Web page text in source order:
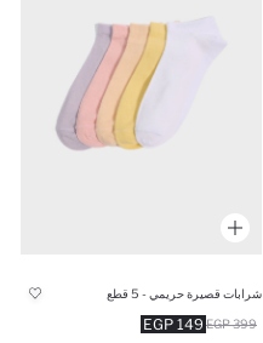
شرابات قصيرة حريمي - 5 قطع
149 EGP 399 EGP